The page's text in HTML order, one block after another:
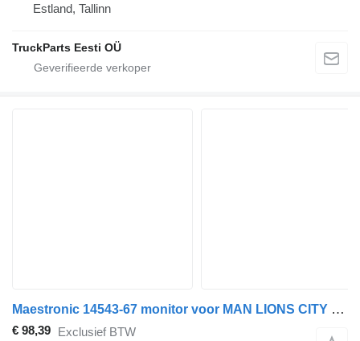
Estland, Tallinn
TruckParts Eesti OÜ
Maestronic 14543-67 monitor voor MAN LIONS CITY bus
€ 98,39 Exclusief BTW